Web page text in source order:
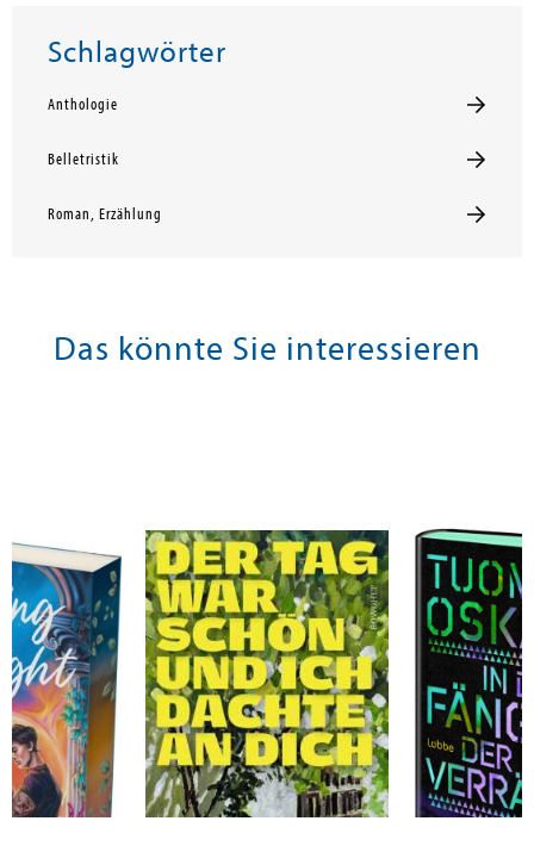
Schlagwörter
Anthologie
Belletristik
Roman, Erzählung
Das könnte Sie interessieren